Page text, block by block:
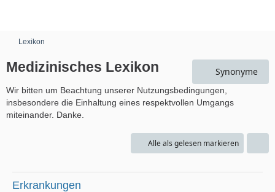
Lexikon
Medizinisches Lexikon Synonyme
Wir bitten um Beachtung unserer Nutzungsbedingungen,
insbesondere die Einhaltung eines respektvollen Umgangs
miteinander. Danke.
Alle als gelesen markieren
Erkrankungen